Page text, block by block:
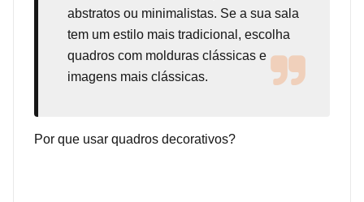
abstratos ou minimalistas. Se a sua sala
tem um estilo mais tradicional, escolha
quadros com molduras clássicas e
imagens mais clássicas.
Por que usar quadros decorativos?